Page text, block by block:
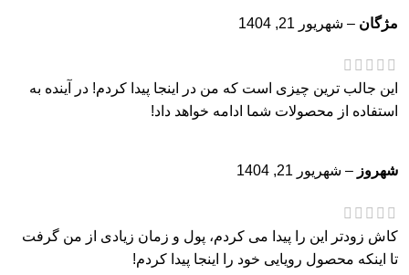
مژگان – شهریور 21, 1404
این جالب ترین چیزی است که من در اینجا پیدا کردم! در آینده به
استفاده از محصولات شما ادامه خواهد داد!
شهروز – شهریور 21, 1404
کاش زودتر این را پیدا می کردم، پول و زمان زیادی از من گرفت
تا اینکه محصول رویایی خود را اینجا پیدا کردم!